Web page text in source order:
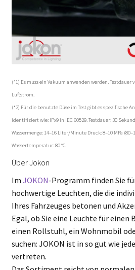
(*1) Es muss ein Vakuum anwenden werden. Testdauer
Luftstrom.
(*2) Für die benutzte Düse im Test gibt es spezifische
identifiziert wie: IPx9 in IEC 60529. Testdauer: 30
Wassermenge: 14–16 Liter/Minute Druck: 8–10 MPa
Wassertemperatur: 80 °C
Über Jokon
Im JOKON-Programm finden Sie
hochwertige Leuchten, die die
Ihres Fahrzeuges betonen und
Egal, ob Sie eine Leuchte für einen
einen Rollstuhl, ein Wohnmobil
suchen: JOKON ist in so gut wie
vertreten.